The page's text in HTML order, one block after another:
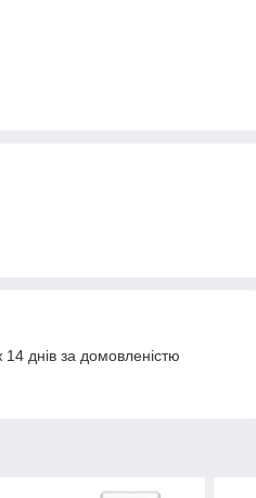
днів за домовленістю